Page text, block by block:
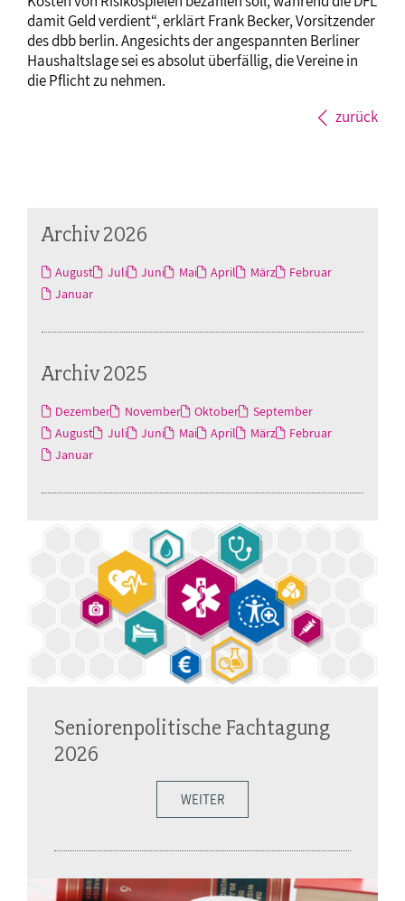
damit Geld verdient“, erklärt Frank Becker, Vorsitzender
des dbb berlin. Angesichts der angespannten Berliner
Haushaltslage sei es absolut überfällig, die Vereine in
die Pflicht zu nehmen.
zurück
Archiv 2026
August Juli Juni Mai April März
Februar
Januar
Archiv 2025
Dezember November Oktober
September
August
Juli Juni Mai April März
Februar
Januar
Seniorenpolitische Fachtagung
2026
WEITER